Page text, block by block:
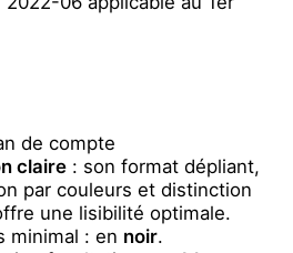
de compte
claire : son format dépliant,
par couleurs et distinction
une lisibilité optimale.
minimal : en noir.